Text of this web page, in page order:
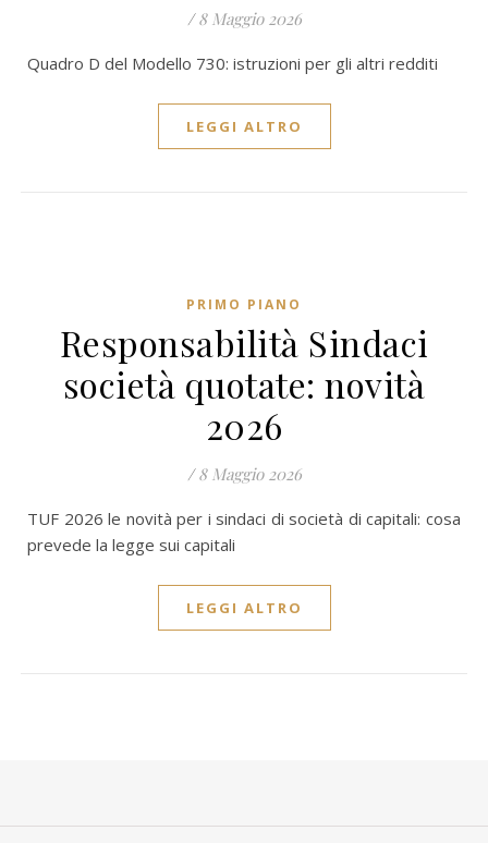
/ 8 Maggio 2026
Quadro D del Modello 730: istruzioni per gli altri redditi
LEGGI ALTRO
PRIMO PIANO
Responsabilità Sindaci
società quotate: novità
2026
/ 8 Maggio 2026
TUF 2026 le novità per i sindaci di società di capitali: cosa
prevede la legge sui capitali
LEGGI ALTRO